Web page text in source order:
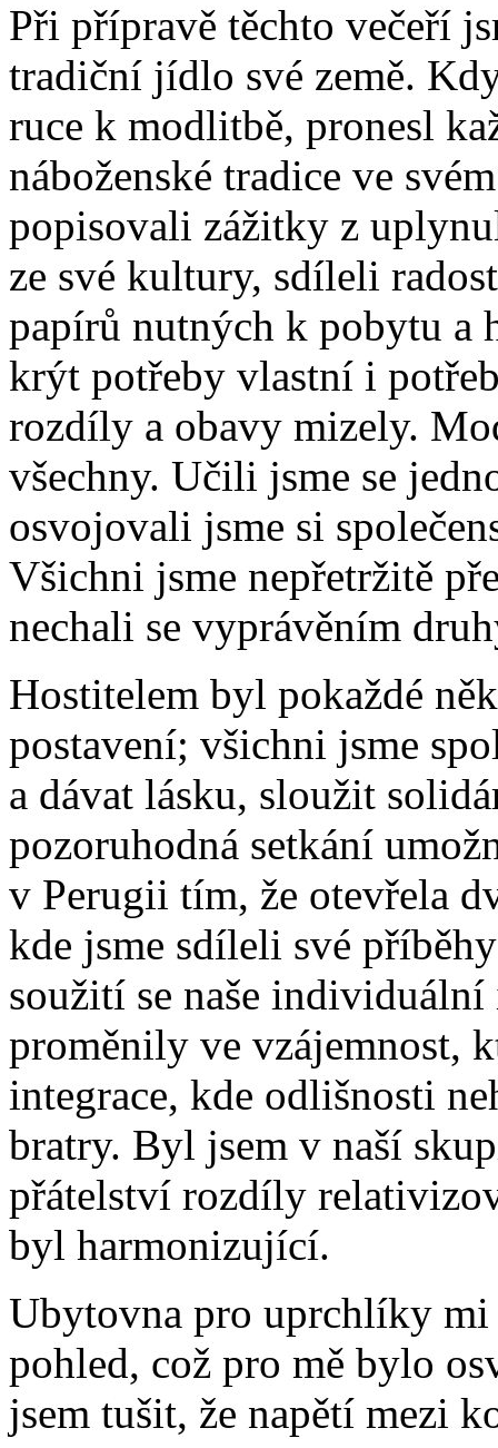
Při přípravě těchto večeří
tradiční jídlo své země.
ruce k modlitbě, pronesl
náboženské tradice ve
popisovali zážitky z
ze své kultury, sdíleli
papírů nutných k pobytu a
krýt potřeby vlastní i
rozdíly a obavy mizely.
všechny. Učili jsme se
osvojovali jsme si
Všichni jsme nepřetržitě
nechali se vyprávěním
Hostitelem byl pokaždé
postavení; všichni jsme
a dávat lásku, sloužit
pozoruhodná setkání
v Perugii tím, že otevřela
kde jsme sdíleli své
soužití se naše
proměnily ve vzájemnost,
integrace, kde odlišnosti
bratry. Byl jsem v naší
přátelství rozdíly
byl harmonizující.
Ubytovna pro uprchlíky
pohled, což pro mě bylo
jsem tušit, že napětí mezi